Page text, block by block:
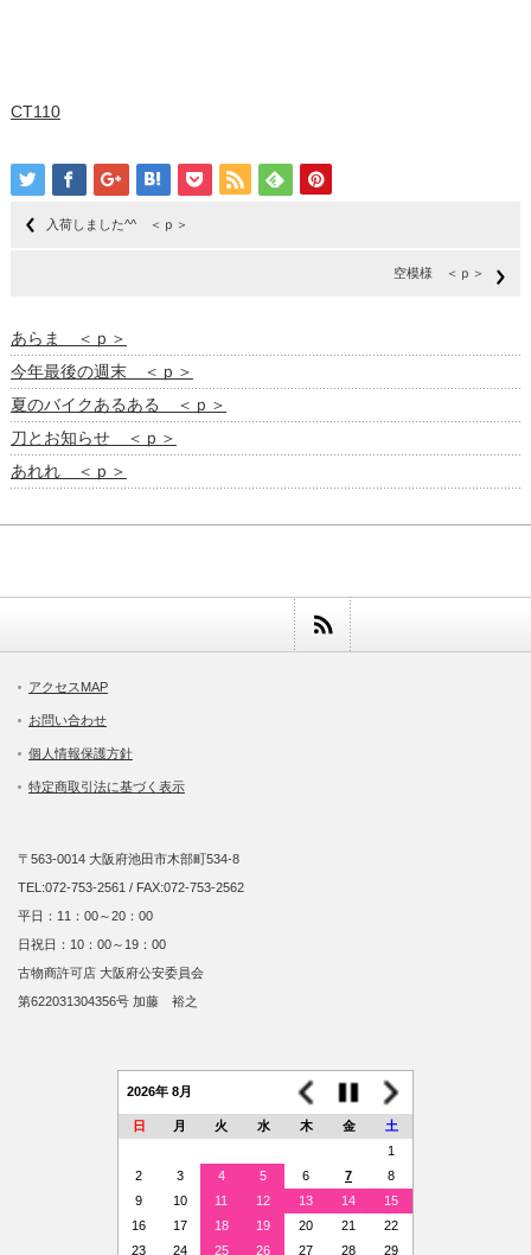
CT110
入荷しました^^ ＜ｐ＞
空模様 ＜ｐ＞
あらま ＜ｐ＞
今年最後の週末 ＜ｐ＞
夏のバイクあるある ＜ｐ＞
刀とお知らせ ＜ｐ＞
あれれ ＜ｐ＞
アクセスMAP
お問い合わせ
個人情報保護方針
特定商取引法に基づく表示
〒563-0014 大阪府池田市木部町534-8
TEL:072-753-2561 / FAX:072-753-2562
平日：11：00～20：00
日祝日：10：00～19：00
古物商許可店 大阪府公安委員会
第622031304356号 加藤 裕之
2026年 8月
日 月 火 水 木 金
土
1
2
3 4 5 6 7
8
9
10 11 12 13 14
15
16
17 18 19 20 21
22
23
24 25 26 27 28 29